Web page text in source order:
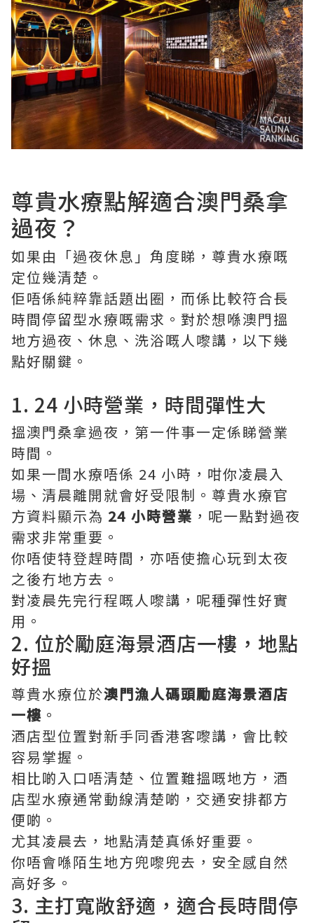
尊貴水療點解適合澳門桑拿
過夜？
如果由「過夜休息」角度睇，尊貴水療嘅
定位幾清楚。
佢唔係純粹靠話題出圈，而係比較符合長
時間停留型水療嘅需求。對於想喺澳門搵
地方過夜、休息、洗浴嘅人嚟講，以下幾
點好關鍵。
1. 24 小時營業，時間彈性大
搵澳門桑拿過夜，第一件事一定係睇營業
時間。
如果一間水療唔係 24 小時，咁你凌晨入
場、清晨離開就會好受限制。尊貴水療官
方資料顯示為 24 小時營業 ，呢一點對過夜
需求非常重要。
你唔使特登趕時間，亦唔使擔心玩到太夜
之後冇地方去。
對凌晨先完行程嘅人嚟講，呢種彈性好實
用。
2. 位於勵庭海景酒店一樓，地點
好搵
尊貴水療位於澳門漁人碼頭勵庭海景酒店
一樓 。
酒店型位置對新手同香港客嚟講，會比較
容易掌握。
相比啲入口唔清楚、位置難搵嘅地方，酒
店型水療通常動線清楚啲，交通安排都方
便啲。
尤其凌晨去，地點清楚真係好重要。
你唔會喺陌生地方兜嚟兜去，安全感自然
高好多。
3. 主打寬敞舒適，適合長時間停